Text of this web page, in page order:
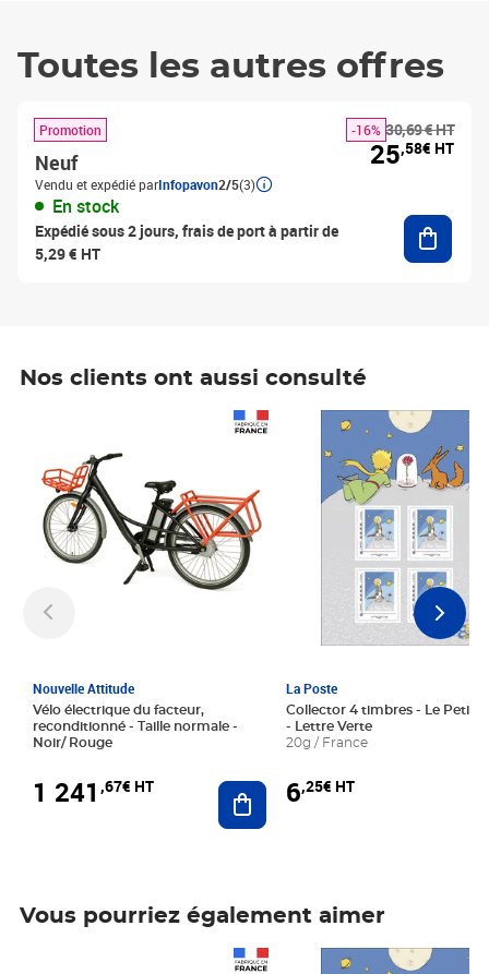
Toutes les autres offres
Promotion
Neuf
Vendu et expédié parInfopavon2/5(3)
En stock
Expédié sous 2 jours, frais de port à partir de
5,29 € HT
30,69 € HT
-16%
25,58€ HT
Nos clients ont aussi consulté
Nouvelle Attitude
Vélo électrique du facteur,
reconditionné - Taille normale -
Noir/ Rouge
1 241 ,67€ HT Ajouter au panier
La Poste
Collector 4 timbres - Le Petit
- Lettre Verte
20g / France
6,25€ HT
Prix 6,25€ HT
Vous pourriez également aimer
Prix 6,25€ HT